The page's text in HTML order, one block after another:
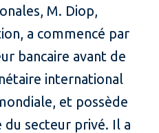
M. Diop,
a commencé par
bancaire avant de
international
et possède
du secteur privé. Il a